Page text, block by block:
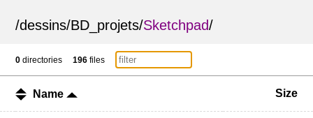
/dessins/BD_projets/Sketchpad/
0 directories 196 files
Name Size